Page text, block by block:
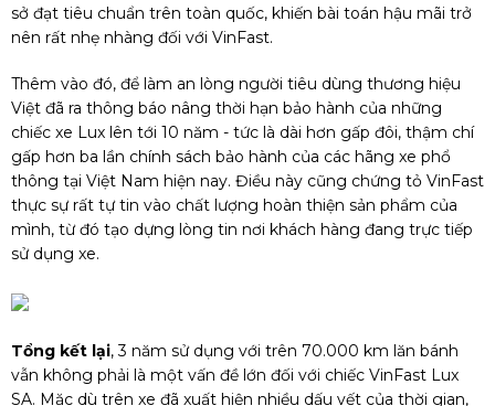
sở đạt tiêu chuẩn trên toàn quốc, khiến bài toán hậu mãi trở
nên rất nhẹ nhàng đối với VinFast.
Thêm vào đó, để làm an lòng người tiêu dùng thương hiệu
Việt đã ra thông báo nâng thời hạn bảo hành của những
chiếc xe Lux lên tới 10 năm - tức là dài hơn gấp đôi, thậm chí
gấp hơn ba lần chính sách bảo hành của các hãng xe phổ
thông tại Việt Nam hiện nay. Điều này cũng chứng tỏ VinFast
thực sự rất tự tin vào chất lượng hoàn thiện sản phẩm của
mình, từ đó tạo dựng lòng tin nơi khách hàng đang trực tiếp
sử dụng xe.
Tổng kết lại, 3 năm sử dụng với trên 70.000 km lăn bánh
vẫn không phải là một vấn đề lớn đối với chiếc VinFast Lux
SA. Mặc dù trên xe đã xuất hiện nhiều dấu vết của thời gian,